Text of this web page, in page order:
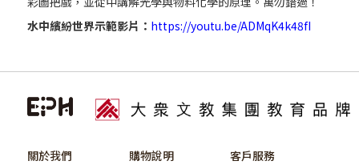
水中繽紛世界示範影片： https://youtu.be/ADMqK4k48fI
關於我們
購物說明
客戶服務